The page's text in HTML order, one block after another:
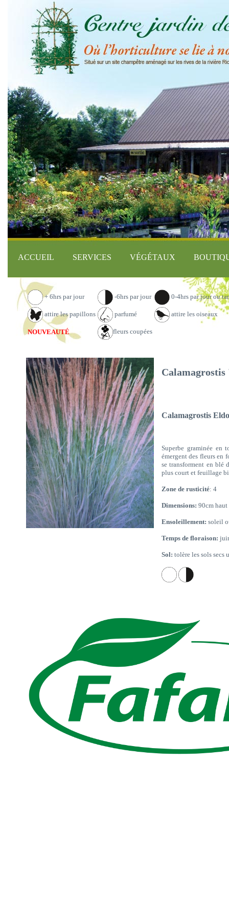
ACCUEIL SERVICES VÉGÉTAUX
+ 6hrs par jour -6hrs par jour 0-4hrs par jour ou
attire les papillons parfumé attire les oiseaux
NOUVEAUTÉ fleurs coupées
Calamagrostis
Superbe graminée en
émergent des fleurs en
se transforment en blé
plus court et feuillage
Zone de rusticité: 4
Dimensions: 90cm
Ensoleillement: soleil
Temps de floraison:
Sol: tolère les sols secs